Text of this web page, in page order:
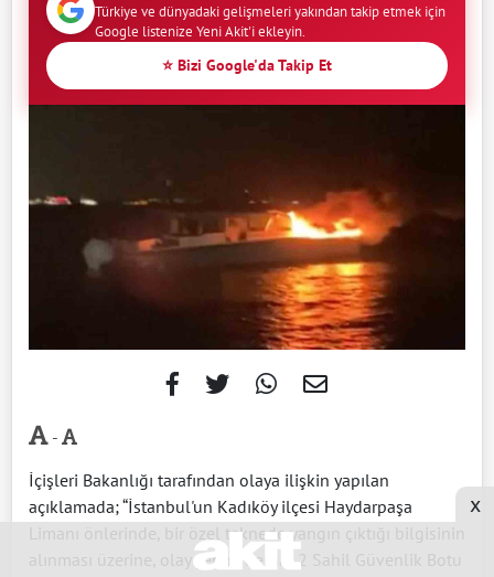
Türkiye ve dünyadaki gelişmeleri yakından takip etmek için
Google listenize Yeni Akit'i ekleyin.
⭐ Bizi Google'da Takip Et
-
İçişleri Bakanlığı tarafından olaya ilişkin yapılan
açıklamada; “İstanbul'un Kadıköy ilçesi Haydarpaşa
Limanı önlerinde, bir özel teknede yangın çıktığı bilgisinin
alınması üzerine, olay yerine derhal 2 Sahil Güvenlik Botu
x